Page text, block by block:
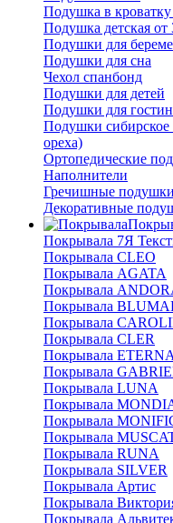
Подушка в
Подушка детская от
Подушки для
Подушки для сна
Чехол спанбонд
Подушки для детей
Подушки для
Подушки сибирское
ореха)
Ортопедические
Наполнители
Гречишные подушки
Декоративные
Покрывала 7Я
Покрывала CLEO
Покрывала AGATA
Покрывала
Покрывала
Покрывала
Покрывала CLER
Покрывала
Покрывала
Покрывала LUNA
Покрывала
Покрывала
Покрывала
Покрывала RUNA
Покрывала SILVER
Покрывала Артис
Покрывала
Покрывала